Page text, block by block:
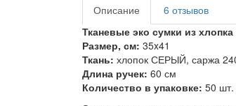
Описание
6 отзывов
Тканевые эко сумки из
Размер, см: 35x41
Ткань: хлопок СЕРЫЙ, саржа
Длина ручек: 60 см
Количество в упаковке: 50 шт.